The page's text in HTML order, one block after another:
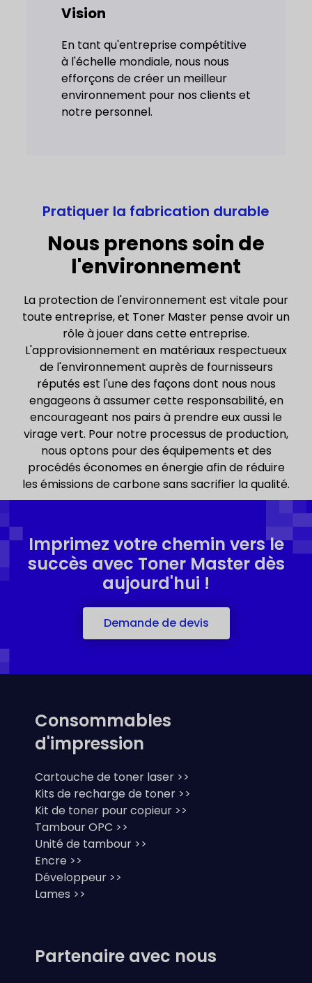
Vision
En tant qu'entreprise compétitive
à l'échelle mondiale, nous nous
efforçons de créer un meilleur
environnement pour nos clients et
notre personnel.
Pratiquer la fabrication durable
Nous prenons soin de
l'environnement
La protection de l'environnement est vitale pour
toute entreprise, et Toner Master pense avoir un
rôle à jouer dans cette entreprise.
L'approvisionnement en matériaux respectueux
de l'environnement auprès de fournisseurs
réputés est l'une des façons dont nous nous
engageons à assumer cette responsabilité, en
encourageant nos pairs à prendre eux aussi le
virage vert. Pour notre processus de production,
nous optons pour des équipements et des
procédés économes en énergie afin de réduire
les émissions de carbone sans sacrifier la qualité.
Imprimez votre chemin vers le
succès avec Toner Master dès
aujourd'hui !
Demande de devis
Consommables
d'impression
Cartouche de toner laser >>
Kits de recharge de toner >>
Kit de toner pour copieur >>
Tambour OPC >>
Unité de tambour >>
Encre >>
Développeur >>
Lames >>
Partenaire avec nous